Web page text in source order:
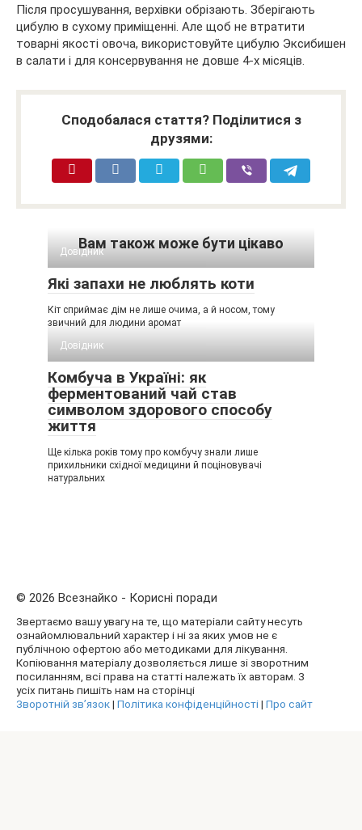
Після просушування, верхівки обрізають. Зберігають
цибулю в сухому приміщенні. Але щоб не втратити
товарні якості овоча, використовуйте цибулю Эксибишен
в салати і для консервування не довше 4-х місяців.
Сподобалася стаття? Поділитися з
друзями:
Вам також може бути цікаво
Довідник
Які запахи не люблять коти
Кіт сприймає дім не лише очима, а й носом, тому
звичний для людини аромат
Довідник
Комбуча в Україні: як
ферментований чай став
символом здорового способу
життя
Ще кілька років тому про комбучу знали лише
прихильники східної медицини й поціновувачі
натуральних
© 2026 Всезнайко - Корисні поради
Звертаємо вашу увагу на те, що матеріали сайту несуть
ознайомлювальний характер і ні за яких умов не є
публічною офертою або методиками для лікування.
Копіювання матеріалу дозволяється лише зі зворотним
посиланням, всі права на статті належать їх авторам. З
усіх питань пишіть нам на сторінці
Зворотній зв’язок| Політика конфіденційності| Про сайт